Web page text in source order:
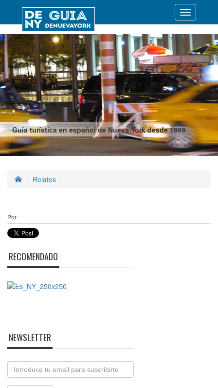
Guía turística en español de Nueva York desde 1999
Desplegar
Relatos
Por
RECOMENDADO
NEWSLETTER
Email